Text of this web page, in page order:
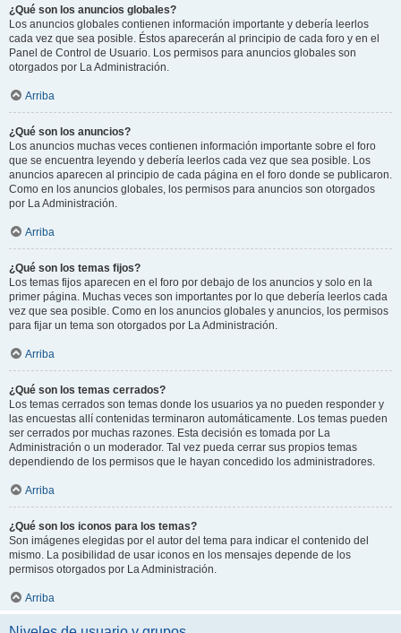
¿Qué son los anuncios globales?
Los anuncios globales contienen información importante y debería leerlos
cada vez que sea posible. Éstos aparecerán al principio de cada foro y en el
Panel de Control de Usuario. Los permisos para anuncios globales son
otorgados por La Administración.
Arriba
¿Qué son los anuncios?
Los anuncios muchas veces contienen información importante sobre el foro
que se encuentra leyendo y debería leerlos cada vez que sea posible. Los
anuncios aparecen al principio de cada página en el foro donde se publicaron.
Como en los anuncios globales, los permisos para anuncios son otorgados
por La Administración.
Arriba
¿Qué son los temas fijos?
Los temas fijos aparecen en el foro por debajo de los anuncios y solo en la
primer página. Muchas veces son importantes por lo que debería leerlos cada
vez que sea posible. Como en los anuncios globales y anuncios, los permisos
para fijar un tema son otorgados por La Administración.
Arriba
¿Qué son los temas cerrados?
Los temas cerrados son temas donde los usuarios ya no pueden responder y
las encuestas allí contenidas terminaron automáticamente. Los temas pueden
ser cerrados por muchas razones. Esta decisión es tomada por La
Administración o un moderador. Tal vez pueda cerrar sus propios temas
dependiendo de los permisos que le hayan concedido los administradores.
Arriba
¿Qué son los iconos para los temas?
Son imágenes elegidas por el autor del tema para indicar el contenido del
mismo. La posibilidad de usar iconos en los mensajes depende de los
permisos otorgados por La Administración.
Arriba